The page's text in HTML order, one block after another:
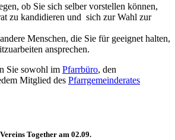
ob Sie sich selber vorstellen können,
zu kandidieren und sich zur Wahl zur
Menschen, die Sie für geeignet halten,
ansprechen.
Sie sowohl im Pfarrbüro, den
Mitglied des Pfarrgemeinderates
Together am 02.09.